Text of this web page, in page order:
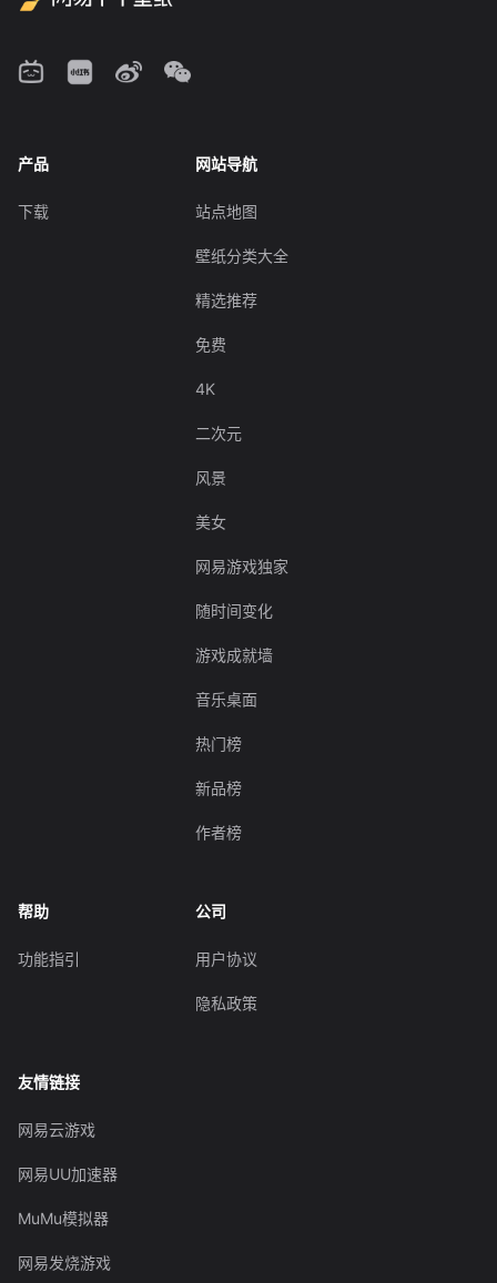
产品
下载
网站导航
站点地图
壁纸分类大全
精选推荐
免费
4K
二次元
风景
美女
网易游戏独家
随时间变化
游戏成就墙
音乐桌面
热门榜
新品榜
作者榜
帮助
功能指引
公司
用户协议
隐私政策
友情链接
网易云游戏
网易UU加速器
MuMu模拟器
网易发烧游戏